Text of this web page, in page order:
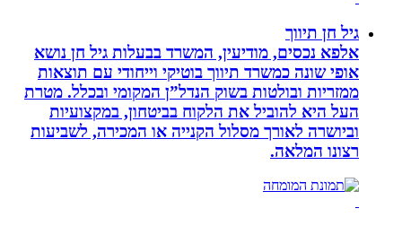
גיל חן תיווך
אלפא נכסים, מודיעין, המשרד בבעלות גיל חן נושא
אופי שונה כמשרד תיווך בוטיקי וייחודי עם תוצאות
ממזריות ובולטות בשוק הנדל”ן המקומי ובכלל. מטרת
העל היא להוביל את הלקוח בביטחון, במקצועיות
וביושרה לאורך מסלול הקנייה או המכירה, לשביעות
רצונו המלאה.